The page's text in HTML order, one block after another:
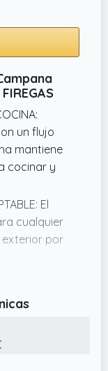
un flujo
mantiene
cocinar y
El
cualquier
exterior por
con